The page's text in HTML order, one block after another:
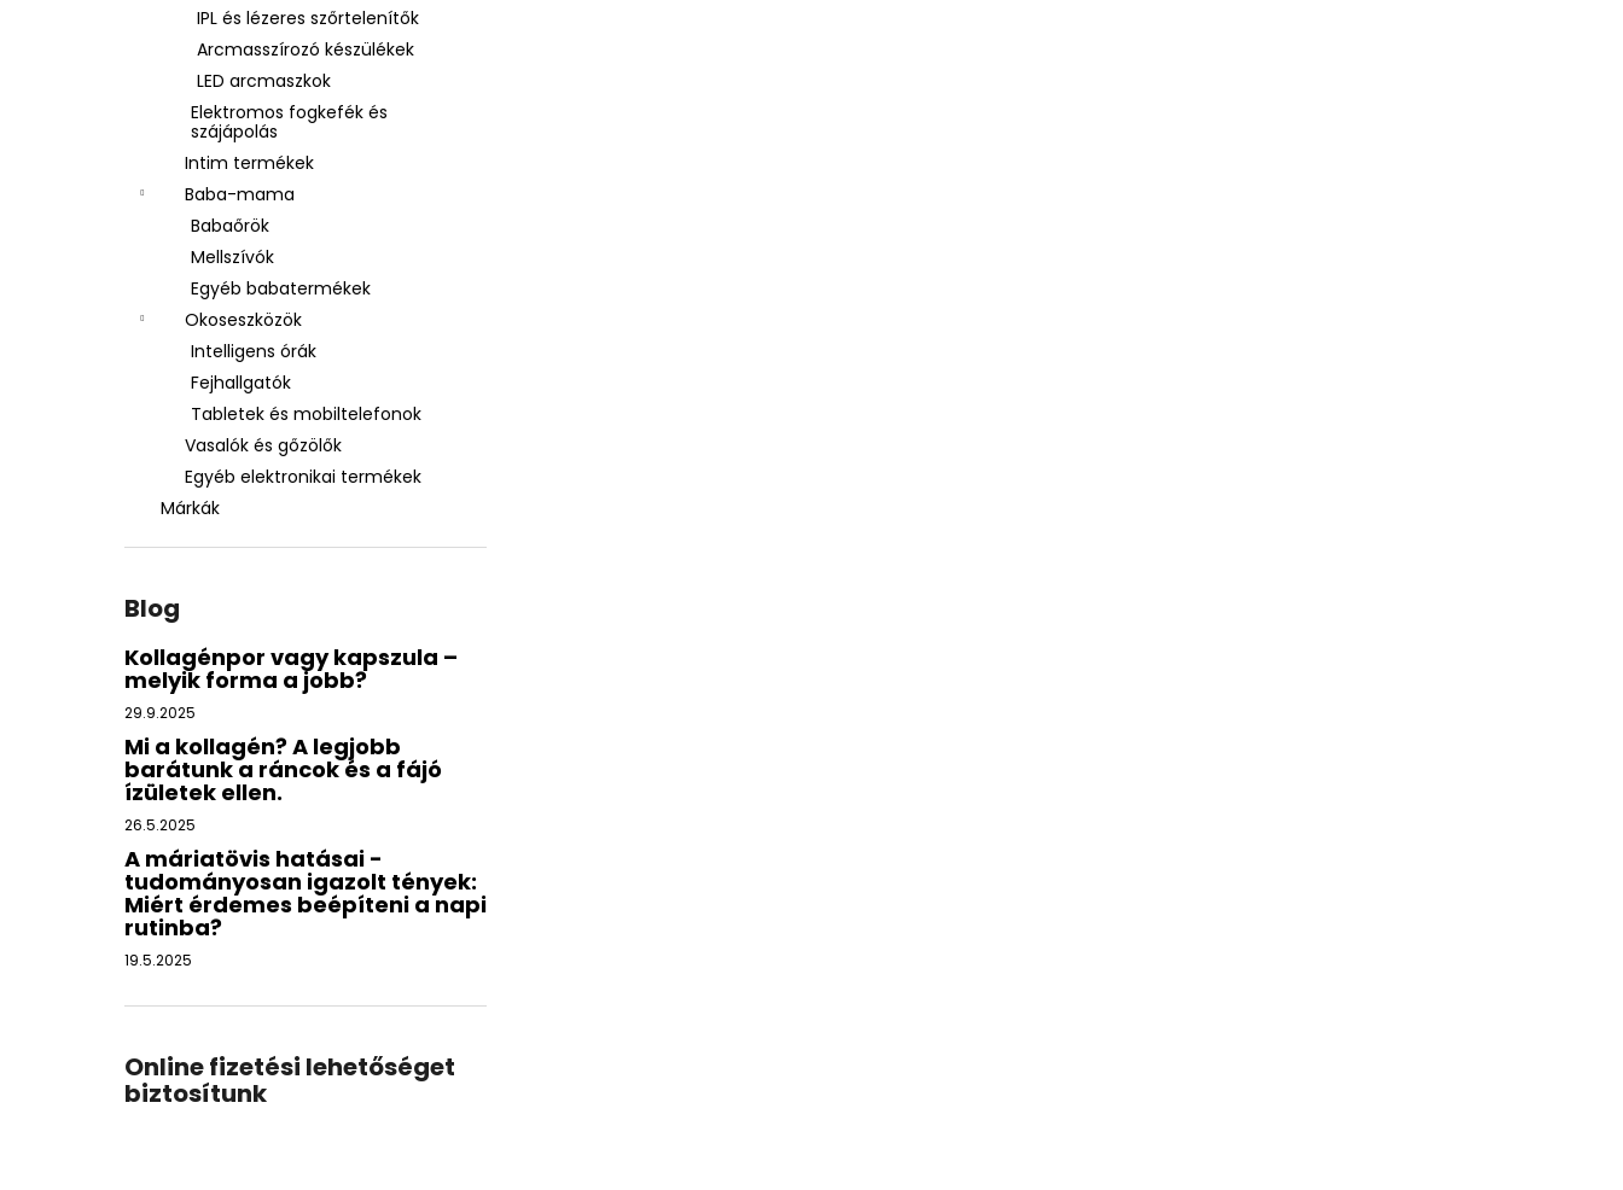
IPL és lézeres szőrtelenítők
Arcmasszírozó készülékek
LED arcmaszkok
Elektromos fogkefék és
szájápolás
Intim termékek
Baba-mama
Babaőrök
Mellszívók
Egyéb babatermékek
Okoseszközök
Intelligens órák
Fejhallgatók
Tabletek és mobiltelefonok
Vasalók és gőzölők
Egyéb elektronikai termékek
Márkák
Blog
Kollagénpor vagy kapszula –
melyik forma a jobb?
29.9.2025
Mi a kollagén? A legjobb
barátunk a ráncok és a fájó
ízületek ellen.
26.5.2025
A máriatövis hatásai -
tudományosan igazolt tények:
Miért érdemes beépíteni a napi
rutinba?
19.5.2025
Online fizetési lehetőséget
biztosítunk